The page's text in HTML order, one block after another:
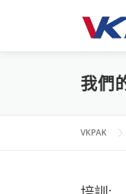
要
我們
VKPAK